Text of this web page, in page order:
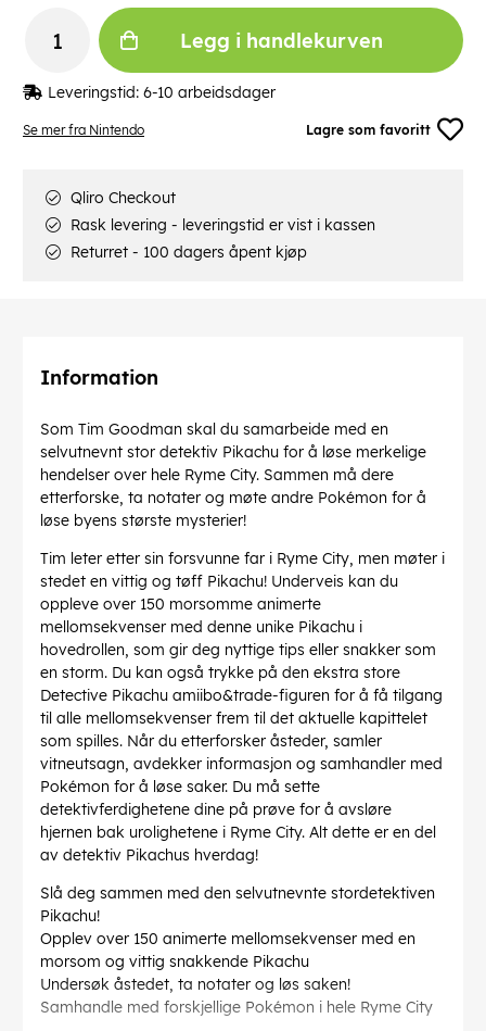
Se mer fra Nintendo Lagre som favoritt
Legg i handlekurven
Leveringstid: 6-10 arbeidsdager
Qliro Checkout
Rask levering - leveringstid er vist i kassen
Returret - 100 dagers åpent kjøp
Information
Som Tim Goodman skal du samarbeide med en
selvutnevnt stor detektiv Pikachu for å løse merkelige
hendelser over hele Ryme City. Sammen må dere
etterforske, ta notater og møte andre Pokémon for å
løse byens største mysterier!
Tim leter etter sin forsvunne far i Ryme City, men møter i
stedet en vittig og tøff Pikachu! Underveis kan du
oppleve over 150 morsomme animerte
mellomsekvenser med denne unike Pikachu i
hovedrollen, som gir deg nyttige tips eller snakker som
en storm. Du kan også trykke på den ekstra store
Detective Pikachu amiibo&trade-figuren for å få tilgang
til alle mellomsekvenser frem til det aktuelle kapittelet
som spilles. Når du etterforsker åsteder, samler
vitneutsagn, avdekker informasjon og samhandler med
Pokémon for å løse saker. Du må sette
detektivferdighetene dine på prøve for å avsløre
hjernen bak urolighetene i Ryme City. Alt dette er en del
av detektiv Pikachus hverdag!
Slå deg sammen med den selvutnevnte stordetektiven
Pikachu!
Opplev over 150 animerte mellomsekvenser med en
morsom og vittig snakkende Pikachu
Undersøk åstedet, ta notater og løs saken!
Samhandle med forskjellige Pokémon i hele Ryme City